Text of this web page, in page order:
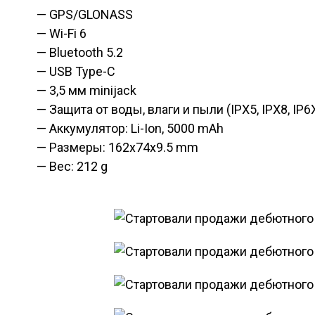
— GPS/GLONASS
— Wi-Fi 6
— Bluetooth 5.2
— USB Type-C
— 3,5 мм minijack
— Защита от воды, влаги и пыли (IPX5, IPX8,
— Аккумулятор: Li-Ion, 5000 mAh
— Размеры: 162x74x9.5 mm
— Вес: 212 g